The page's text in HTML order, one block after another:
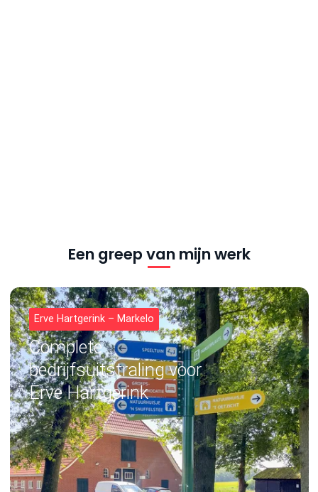
Een greep van mijn werk
Erve Hartgerink – Markelo
Complete
bedrijfsuitstraling voor
Erve Hartgerink